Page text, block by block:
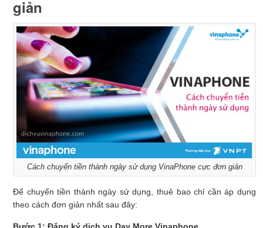
giản
Cách chuyển tiền thành ngày sử dụng VinaPhone cực đơn giản
Để chuyển tiền thành ngày sử dụng, thuê bao chỉ cần áp dụng
theo cách đơn giản nhất sau đây:
Bước 1: Đăng ký dịch vụ Day More Vinaphone